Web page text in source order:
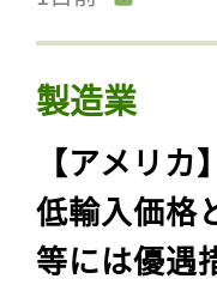
製造業
【アメリ
低輸入価格
等には優遇